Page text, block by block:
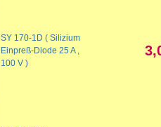
SY 170-1D ( Silizium
Einpreß-Diode 25 A ,
100 V )